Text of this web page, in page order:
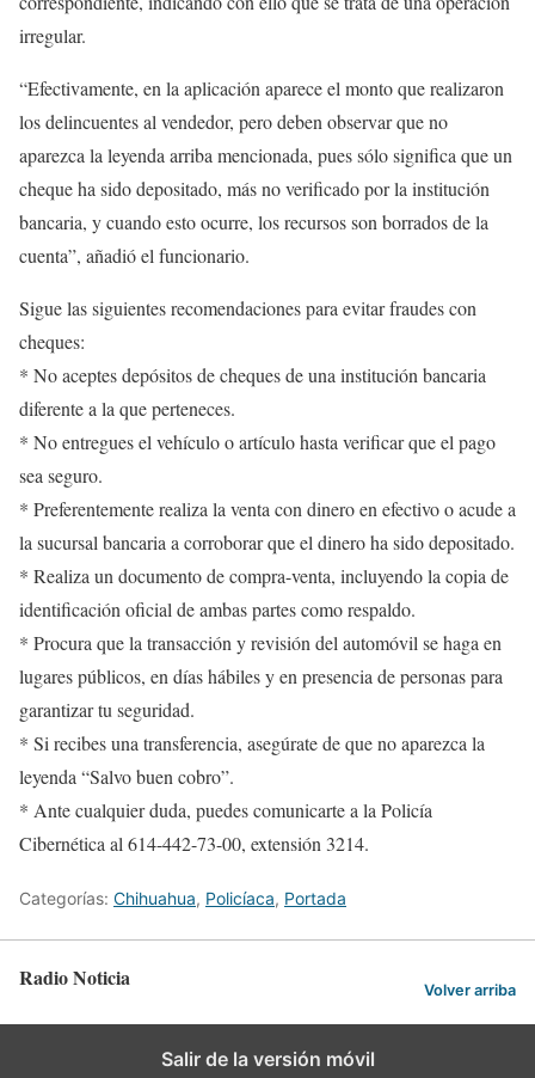
irregular.
“Efectivamente, en la aplicación aparece el monto que realizaron
los delincuentes al vendedor, pero deben observar que no
aparezca la leyenda arriba mencionada, pues sólo significa que un
cheque ha sido depositado, más no verificado por la institución
bancaria, y cuando esto ocurre, los recursos son borrados de la
cuenta”, añadió el funcionario.
Sigue las siguientes recomendaciones para evitar fraudes con
cheques:
* No aceptes depósitos de cheques de una institución bancaria
diferente a la que perteneces.
* No entregues el vehículo o artículo hasta verificar que el pago
sea seguro.
* ⁠Preferentemente realiza la venta con dinero en efectivo o acude a
la sucursal bancaria a corroborar que el dinero ha sido depositado.
* ⁠Realiza un documento de compra-venta, incluyendo la copia de
identificación oficial de ambas partes como respaldo.
* Procura que la transacción y revisión del automóvil se haga en
lugares públicos, en días hábiles y en presencia de personas para
garantizar tu seguridad.
* Si recibes una transferencia, asegúrate de que no aparezca la
leyenda “Salvo buen cobro”.
* Ante cualquier duda, puedes comunicarte a la Policía
Cibernética al 614-442-73-00, extensión 3214.
Categorías: Chihuahua, Policíaca, Portada
Radio Noticia Volver arriba
Salir de la versión móvil